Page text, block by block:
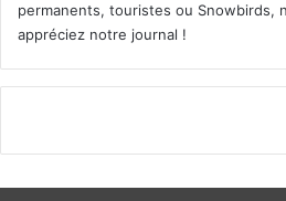
permanents, touristes ou Snowbirds,
appréciez notre journal !